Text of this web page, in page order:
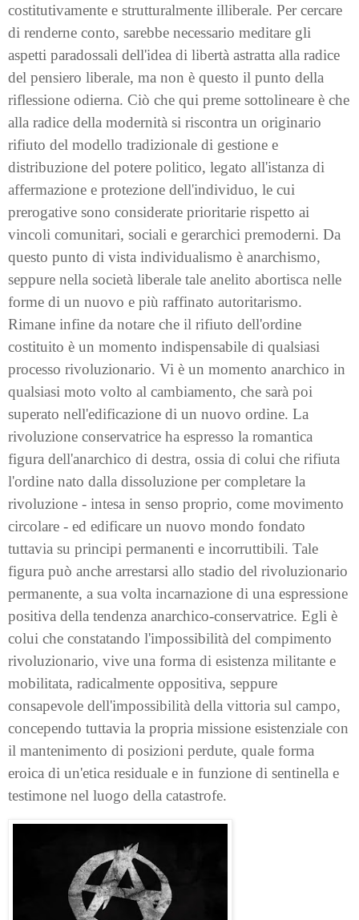
costitutivamente e strutturalmente illiberale. Per cercare
di renderne conto, sarebbe necessario meditare gli
aspetti paradossali dell'idea di libertà astratta alla radice
del pensiero liberale, ma non è questo il punto della
riflessione odierna. Ciò che qui preme sottolineare è che
alla radice della modernità si riscontra un originario
rifiuto del modello tradizionale di gestione e
distribuzione del potere politico, legato all'istanza di
affermazione e protezione dell'individuo, le cui
prerogative sono considerate prioritarie rispetto ai
vincoli comunitari, sociali e gerarchici premoderni. Da
questo punto di vista individualismo è anarchismo,
seppure nella società liberale tale anelito abortisca nelle
forme di un nuovo e più raffinato autoritarismo.
Rimane infine da notare che il rifiuto dell'ordine
costituito è un momento indispensabile di qualsiasi
processo rivoluzionario. Vi è un momento anarchico in
qualsiasi moto volto al cambiamento, che sarà poi
superato nell'edificazione di un nuovo ordine. La
rivoluzione conservatrice ha espresso la romantica
figura dell'anarchico di destra, ossia di colui che rifiuta
l'ordine nato dalla dissoluzione per completare la
rivoluzione - intesa in senso proprio, come movimento
circolare - ed edificare un nuovo mondo fondato
tuttavia su principi permanenti e incorruttibili. Tale
figura può anche arrestarsi allo stadio del rivoluzionario
permanente, a sua volta incarnazione di una espressione
positiva della tendenza anarchico-conservatrice. Egli è
colui che constatando l'impossibilità del compimento
rivoluzionario, vive una forma di esistenza militante e
mobilitata, radicalmente oppositiva, seppure
consapevole dell'impossibilità della vittoria sul campo,
concependo tuttavia la propria missione esistenziale con
il mantenimento di posizioni perdute, quale forma
eroica di un'etica residuale e in funzione di sentinella e
testimone nel luogo della catastrofe.